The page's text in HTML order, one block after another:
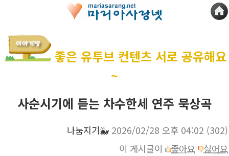
좋은 유투브 컨텐츠 서로 공유해요
~
사순시기에 듣는 차수한세 연주 묵상곡
나눔지기🐳 2026/02/28 오후 04:02 (302)
이 게시글이
좋아요 싫어요